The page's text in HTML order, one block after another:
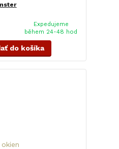
Expedujeme
během 24-48 hod
do košíka